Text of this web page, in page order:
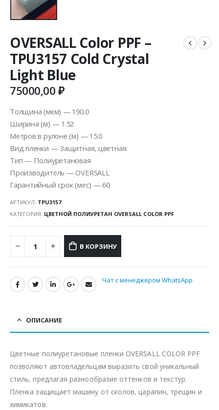
OVERSALL Color PPF –
TPU3157 Cold Crystal
Light Blue
75000,00₽
Толщина (мкм) — 190.0
Ширина (м) — 1.52
Метров в рулоне (м) — 15.0
Вид пленки — Защитная, цветная
Тип — Полиуретановая
Производитель — OVERSALL
Гарантийный срок (мес) — 60
АРТИКУЛ: TPU3157
КАТЕГОРИЯ: ЦВЕТНОЙ ПОЛИУРЕТАН OVERSALL COLOR PPF
В КОРЗИНУ
Чат с менеджером WhatsApp
ОПИСАНИЕ
Цветные полиуретановые пленки OVERSALL COLOR PPF
позволяют автовладельцам выразить свой уникальный
стиль, предлагая разнообразие оттенков и текстур.
Пленка защищает машину от сколов, царапин, трещин и
химикатов.